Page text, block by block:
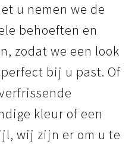
u nemen we de
behoeften en
zodat we een look
bij u past. Of
kleur of een
wij zijn er om u te